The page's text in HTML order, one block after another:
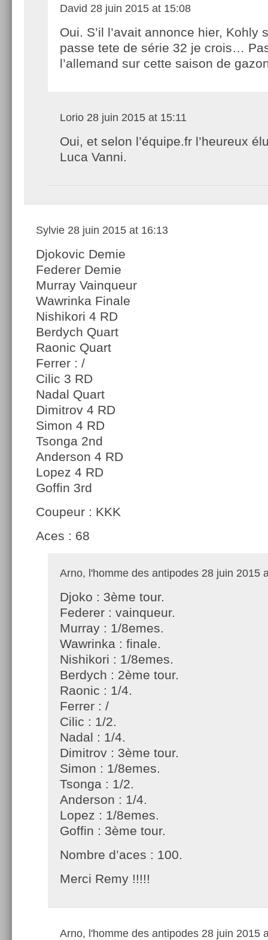
David 28 juin 2015 at 15:08
Oui. S’il l’avait annonce hier, Kohly
passe tete de série 32 je crois…
l’allemand sur cette saison de
Lorio 28 juin 2015 at 15:11
Oui, et selon l’équipe.fr l’heureux
Luca Vanni.
Sylvie 28 juin 2015 at 16:13
Djokovic Demie
Federer Demie
Murray Vainqueur
Wawrinka Finale
Nishikori 4 RD
Berdych Quart
Raonic Quart
Ferrer : /
Cilic 3 RD
Nadal Quart
Dimitrov 4 RD
Simon 4 RD
Tsonga 2nd
Anderson 4 RD
Lopez 4 RD
Goffin 3rd
Coupeur : KKK
Aces : 68
Arno, l'homme des antipodes 28 juin 2015
Djoko : 3ème tour.
Federer : vainqueur.
Murray : 1/8emes.
Wawrinka : finale.
Nishikori : 1/8emes.
Berdych : 2ème tour.
Raonic : 1/4.
Ferrer : /
Cilic : 1/2.
Nadal : 1/4.
Dimitrov : 3ème tour.
Simon : 1/8emes.
Tsonga : 1/2.
Anderson : 1/4.
Lopez : 1/8emes.
Goffin : 3ème tour.
Nombre d’aces : 100.
Merci Remy !!!!!
Arno, l'homme des antipodes 28 juin 2015